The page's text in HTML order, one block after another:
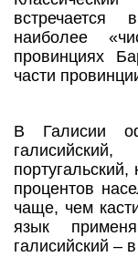
наиболее
провинциях
части
В Галисии
процентов
чаще, чем
язык
галисийский –